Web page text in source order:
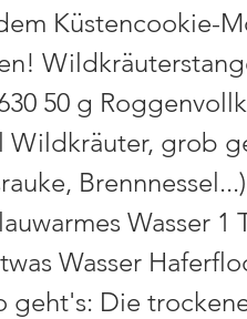
Küstencookie-
50 g
grob
Wasser 1
Wasser
geht's: Die